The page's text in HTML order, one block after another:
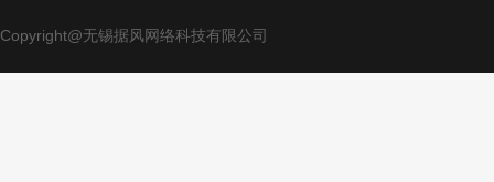
Copyright@无锡据风网络科技有限公司